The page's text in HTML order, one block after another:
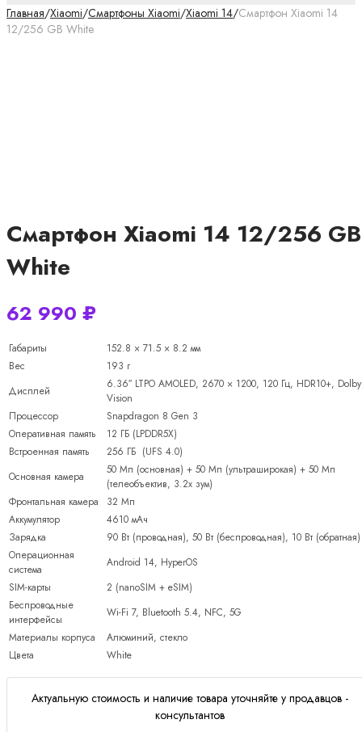
Главная/Xiaomi/Смартфоны Xiaomi/Xiaomi 14/Смартфон Xiaomi 14
12/256 GB White
Смартфон Xiaomi 14 12/256 GB
White
62 990 ₽
Габариты
152.8 × 71.5 × 8.2 мм
Вес
193 г
Дисплей
6.36″ LTPO AMOLED, 2670 × 1200, 120 Гц, HDR10+, Dolby
Vision
Процессор
Snapdragon 8 Gen 3
Оперативная память
12 ГБ (LPDDR5X)
Встроенная память
256 ГБ (UFS 4.0)
Основная камера
50 Мп (основная) + 50 Мп (ультраширокая) + 50 Мп
(телеобъектив, 3.2x зум)
Фронтальная камера
32 Мп
Аккумулятор
4610 мАч
Зарядка
90 Вт (проводная), 50 Вт (беспроводная), 10 Вт (обратная)
Операционная
система
Android 14, HyperOS
SIM-карты
2 (nanoSIM + eSIM)
Беспроводные
интерфейсы
Wi-Fi 7, Bluetooth 5.4, NFC, 5G
Материалы корпуса
Алюминий, стекло
Цвета
White
Актуальную стоимость и наличие товара уточняйте у продавцов -
консультантов